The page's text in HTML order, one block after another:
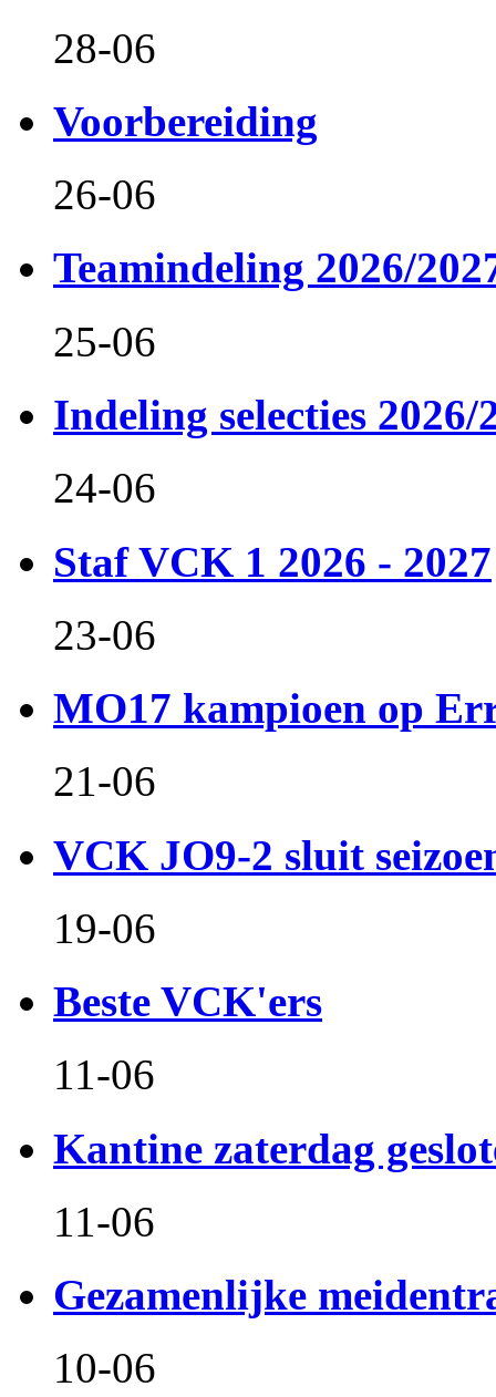
28-06
Voorbereiding
26-06
Teamindeling 2026/
25-06
Indeling selecties 2026/
24-06
Staf VCK 1 2026 - 2027
23-06
MO17 kampioen op
21-06
VCK JO9-2 sluit
19-06
Beste VCK'ers
11-06
Kantine zaterdag
11-06
Gezamenlijke
10-06